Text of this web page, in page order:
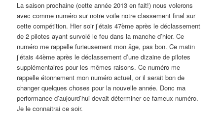
La saison prochaine (cette année 2013 en fait!) nous volerons
avec comme numéro sur notre voile notre classement final sur
cette compétition. Hier soir j’étais 47ème après le déclassement
de 2 pilotes ayant survolé le feu dans la manche d’hier. Ce
numéro me rappelle furieusement mon âge, pas bon. Ce matin
j’étais 44ème après le déclassement d’une dizaine de pilotes
supplémentaires pour les mêmes raisons. Ce numéro me
rappelle étonnement mon numéro actuel, or il serait bon de
changer quelques choses pour la nouvelle année. Donc ma
performance d’aujourd’hui devait déterminer ce fameux numéro.
Je le connaitrai ce soir.